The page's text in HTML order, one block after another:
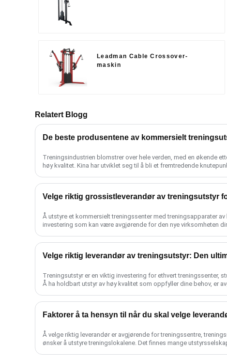
Leadman Cable Crossover-
maskin
Relatert Blogg
De beste produsentene av kommersielt
Treningsindustrien blomstrer over hele verden, med en økende
høy kvalitet. Kina har utviklet seg til å bli et fremtredende
Å utstyre et kommersielt treningssenter med treningsapparater av
investering som kan være avgjørende for den nye virksomheten
Velge riktig leverandør av treningsutstyr: Den
Treningsutstyr er en viktig investering for ethvert treningssenter,
Å ha holdbart utstyr av høy kvalitet som oppfyller dine behov, er
Faktorer å ta hensyn til når du skal velge
Å velge riktig leverandør er avgjørende for treningssentre,
ønsker å utstyre treningslokalene. Det finnes mange